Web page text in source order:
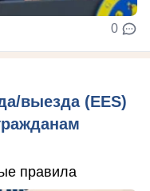
0
выезда (EES)
правила